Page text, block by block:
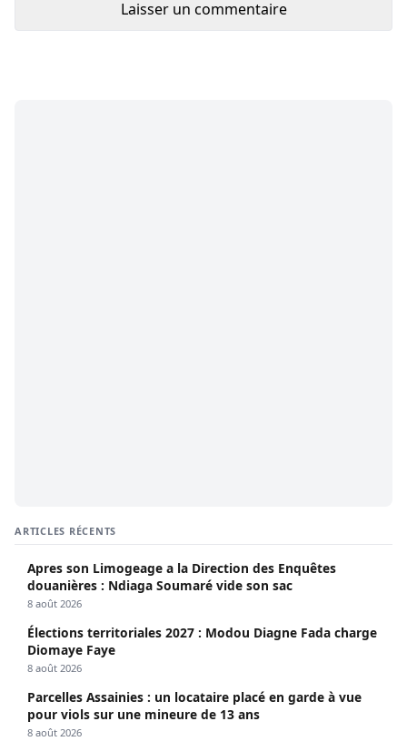
ARTICLES RÉCENTS
Apres son Limogeage a la Direction des Enquêtes
douanières : Ndiaga Soumaré vide son sac
8 août 2026
Élections territoriales 2027 : Modou Diagne Fada charge
Diomaye Faye
8 août 2026
Parcelles Assainies : un locataire placé en garde à vue
pour viols sur une mineure de 13 ans
8 août 2026